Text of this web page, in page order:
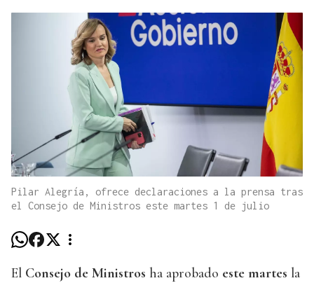
Pilar Alegría, ofrece declaraciones a la prensa tras
el Consejo de Ministros este martes 1 de julio
El Consejo de Ministros ha aprobado este martes la